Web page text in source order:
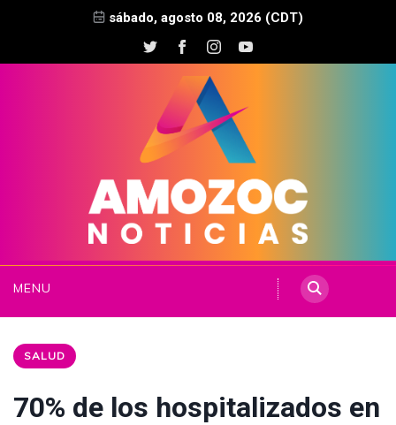
sábado, agosto 08, 2026 (CDT)
MENU
SALUD
70% de los hospitalizados en